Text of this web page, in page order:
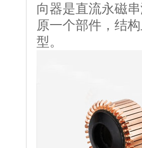
向器是直流永磁
原一个部件，结
型。